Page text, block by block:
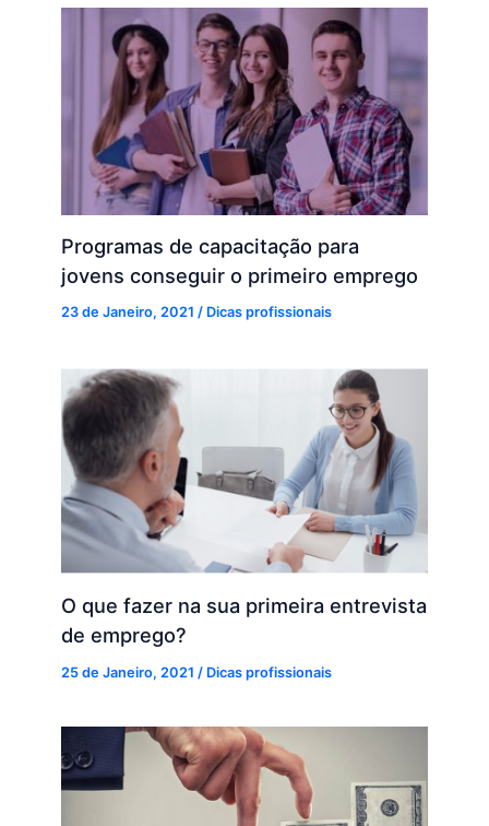
Programas de capacitação para
jovens conseguir o primeiro emprego
23 de Janeiro, 2021/ Dicas profissionais
O que fazer na sua primeira entrevista
de emprego?
25 de Janeiro, 2021 / Dicas profissionais